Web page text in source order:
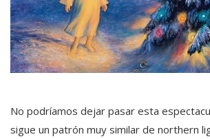
No podríamos dejar pasar esta
sigue un patrón muy similar de northern